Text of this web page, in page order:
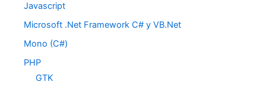
Javascript
Microsoft .Net Framework C# y VB.Net
Mono (C#)
PHP
GTK